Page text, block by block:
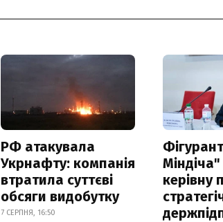
РФ атакувала
Укрнафту: компанія
втратила суттєві
обсяги видобутку
7 СЕРПНЯ, 16:50
керівну